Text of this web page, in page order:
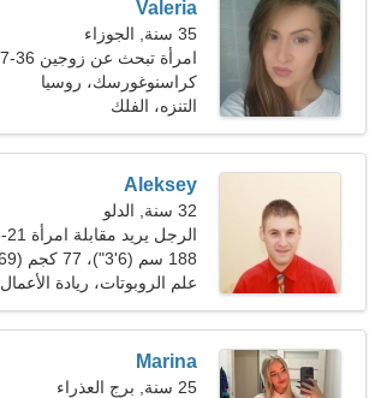
Valeria
35 سنة, الجوزاء
امرأة تبحث عن زوجين 36-47
كراسنوغورسك، روسيا
التنزه، الفلك
Aleksey
32 سنة, الدلو
الرجل يريد مقابلة امرأة 21-28
188 سم (6'3")، 77 كجم (169 رطلا)
علم الروبوتات، ريادة الأعمال
Marina
25 سنة, برج العذراء